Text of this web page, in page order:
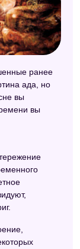
ранее
ада, но
вы
вы